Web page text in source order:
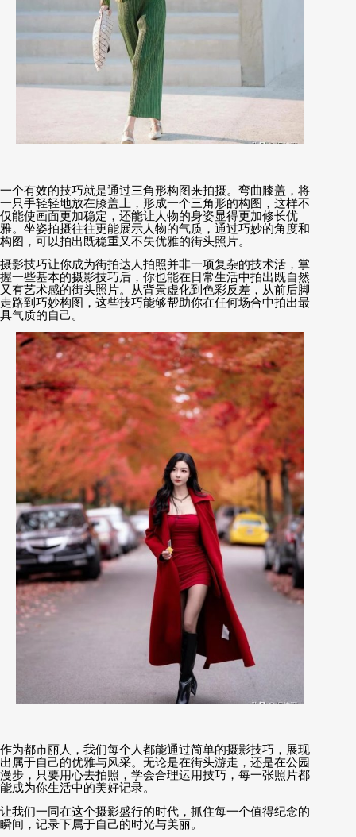
一个有效的技巧就是通过三角形构图来拍摄。弯曲膝盖，将
一只手轻轻地放在膝盖上，形成一个三角形的构图，这样不
仅能使画面更加稳定，还能让人物的身姿显得更加修长优
雅。坐姿拍摄往往更能展示人物的气质，通过巧妙的角度和
构图，可以拍出既稳重又不失优雅的街头照片。
摄影技巧让你成为街拍达人拍照并非一项复杂的技术活，掌
握一些基本的摄影技巧后，你也能在日常生活中拍出既自然
又有艺术感的街头照片。从背景虚化到色彩反差，从前后脚
走路到巧妙构图，这些技巧能够帮助你在任何场合中拍出最
具气质的自己。
作为都市丽人，我们每个人都能通过简单的摄影技巧，展现
出属于自己的优雅与风采。无论是在街头游走，还是在公园
漫步，只要用心去拍照，学会合理运用技巧，每一张照片都
能成为你生活中的美好记录。
让我们一同在这个摄影盛行的时代，抓住每一个值得纪念的
瞬间，记录下属于自己的时光与美丽。